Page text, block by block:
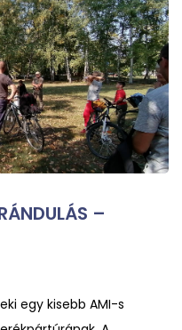
–
egy kisebb AMI-s